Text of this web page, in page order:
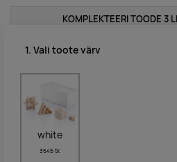
KOMPLEKTEERI TOODE 3
1. Vali toote värv
white
3545 tk